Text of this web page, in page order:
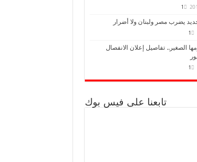
1
يضرب مصر ولبنان ولا أضرار
1
الصغير.. تفاصيل إعلان الانفصال
1
تابعنا على فيس بوك